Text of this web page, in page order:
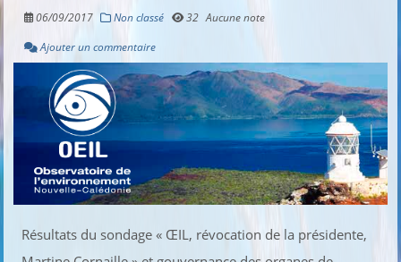
06/09/2017 Non classé 32 Aucune note
Ajouter un commentaire
Résultats du sondage « ŒIL, révocation de la présidente,